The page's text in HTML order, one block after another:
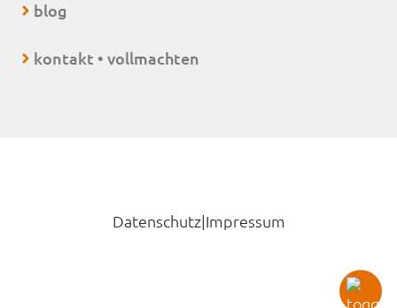
blog
kontakt • vollmachten
Datenschutz|Impressum